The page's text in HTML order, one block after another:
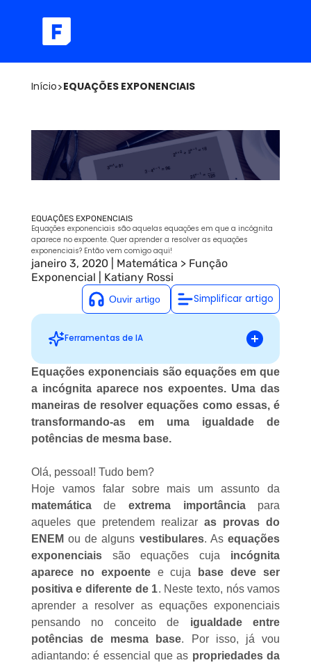
Início>EQUAÇÕES EXPONENCIAIS
EQUAÇÕES EXPONENCIAIS
Equações exponenciais são aquelas equações em que a incógnita
aparece no expoente. Quer aprender a resolver as equações
exponenciais? Então vem comigo aqui!
janeiro 3, 2020 Matemática > Função
Exponencial
Katiany Rossi
Simplificar artigo
Ferramentas de IA
Equações exponenciais são equações em que
a incógnita aparece nos expoentes. Uma das
maneiras de resolver equações como essas, é
transformando-as em uma igualdade de
potências de mesma base.
Olá, pessoal! Tudo bem?
Hoje vamos falar sobre mais um assunto da
matemáticade extrema importânciapara
aqueles que pretendem realizaras provas do
ENEMou de alguns vestibulares. Asequações
exponenciaissão equações cuja incógnita
aparece no
expoentee cuja
base deve ser
positiva e diferente de 1. Neste texto, nós vamos
aprender a resolver as equações exponenciais
pensando no conceito de igualdade entre
potências de mesma base. Por isso, já vou
adiantando: é essencial que as propriedades da